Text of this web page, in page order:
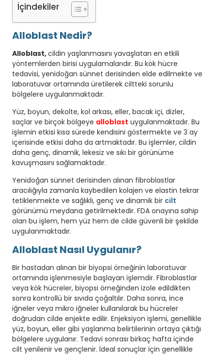
İçindekiler
Alloblast Nedir?
Alloblast,cildin yaşlanmasını yavaşlatan en etkili
yöntemlerden birisi uygulamalarıdır. Bu kök hücre
tedavisi, yenidoğan sünnet derisinden elde edilmekte ve
laboratuvar ortamında üretilerek ciltteki sorunlu
bölgelere uygulanmaktadır.
Yüz, boyun, dekolte, kol arkası, eller, bacak içi, dizler,
saçlar ve birçok bölgeye alloblast uygulanmaktadır. Bu
işlemin etkisi kısa sürede kendisini göstermekte ve 3 ay
içerisinde etkisi daha da artmaktadır. Bu işlemler, cildin
daha genç, dinamik, lekesiz ve sıkı bir görünüme
kavuşmasını sağlamaktadır.
Yenidoğan sünnet derisinden alınan fibroblastlar
aracılığıyla zamanla kaybedilen kolajen ve elastin tekrar
tetiklenmekte ve sağlıklı, genç ve dinamik bir cilt
görünümü meydana getirilmektedir. FDA onayına sahip
olan bu işlem, hem yüz hem de cilde güvenli bir şekilde
uygulanmaktadır.
Alloblast Nasıl Uygulanır?
Bir hastadan alınan bir biyopsi örneğinin laboratuvar
ortamında işlenmesiyle başlayan işlemdir. Fibroblastlar
veya kök hücreler, biyopsi örneğinden izole edildikten
sonra kontrollü bir sıvıda çoğaltılır. Daha sonra, ince
iğneler veya mikro iğneler kullanılarak bu hücreler
doğrudan cilde enjekte edilir. Enjeksiyon işlemi, genellikle
yüz, boyun, eller gibi yaşlanma belirtilerinin ortaya çıktığı
bölgelere uygulanır. Tedavi sonrası birkaç hafta içinde
cilt yenilenir ve gençlenir. İdeal sonuçlar için genellikle